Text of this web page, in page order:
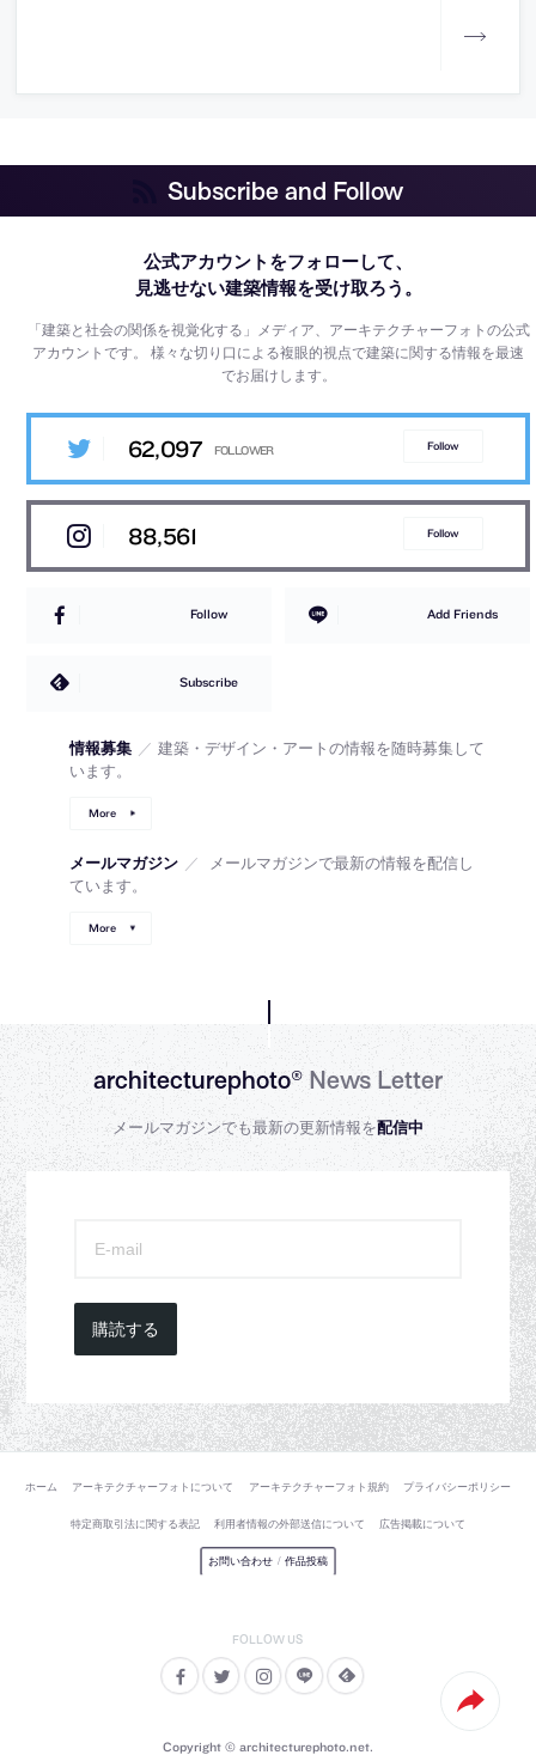
Subscribe and Follow
公式アカウントをフォローして、
見逃せない建築情報を受け取ろう。
「建築と社会の関係を視覚化する」メディア、アーキテクチャーフォトの公式
アカウントです。様々な切り口による複眼的視点で建築に関する情報を最速
でお届けします。
62,097 Follow
88,561 Follow
Follow Add Friends
Subscribe
情報募集 ／ 建築・デザイン・アートの情報を随時募集して
います。
More
メールマガジン ／
メールマガジンで最新の情報を配信し
ています。
More
architecturephoto®News Letter
メールマガジンでも最新の更新情報を配信中
購読する
ホーム アーキテクチャーフォトについて アーキテクチャーフォト規約 プライバシーポリシー
特定商取引法に関する表記 利用者情報の外部送信について 広告掲載について
お問い合わせ / 作品投稿
Copyright © architecturephoto.net.